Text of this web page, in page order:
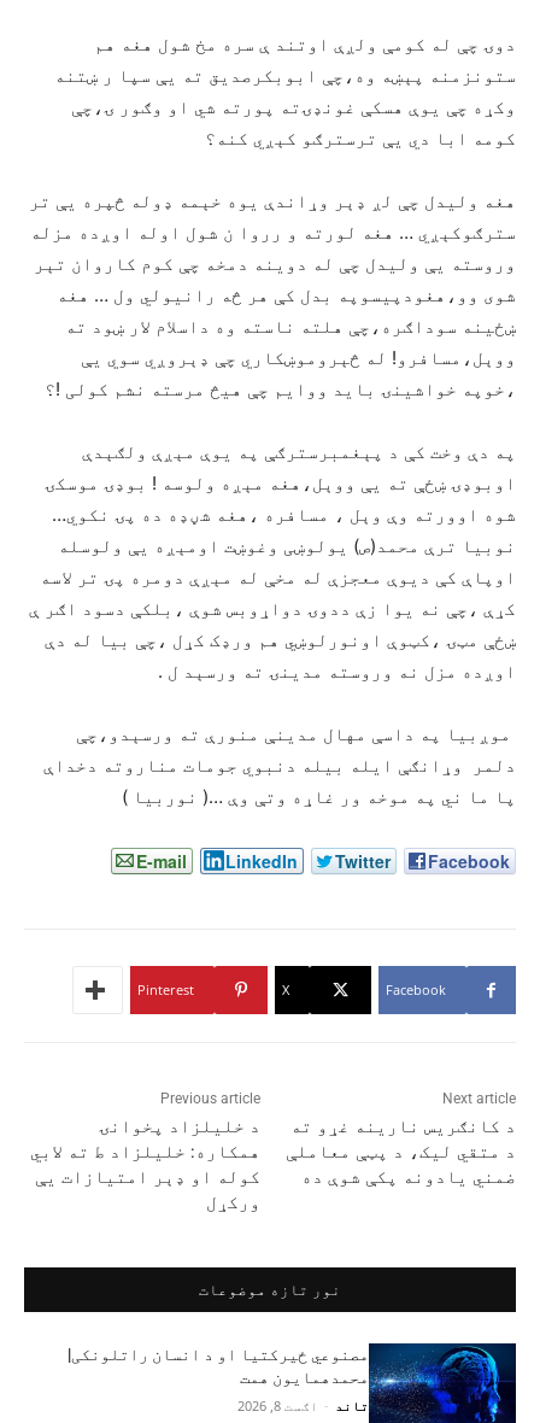
دوۍ چې له کومې ولږې اوتند ې سره مخ شول هغه هم
ستونزمنه پېښه وه،چې ابوبکرصدیق ته یې سپا ر ښتنه
وکړه چې یوې هسکې غونډۍته پورته شي او وګور ۍ،چې
کومه ابا دي یې ترسترګو کېږي کنه؟
هغه ولیدل چې لږ ډېر وړاندې یوه خېمه ډوله څپره یې تر
سترګوکېږي … هغه لورته و رروا ن شول اوله اوږده مزله
وروسته یې ولیدل چې له دوینه دمخه چې کوم کاروان تېر
شوی وو،هغودپیسوپه بدل کې هر څه رانیولي ول … هغه
ښځینه سوداګره،چې هلته ناسته وه داسلام لار ښود ته
ووېل،مسافرو! له څېروموښکاري چې ډېروږي سوي یې
،خوپه خواشینۍ باید ووایم چې هیڅ مرسته نشم کولی !؟
په دې وخت کې د پېغمبرسترګې په یوې مېږې ولګېدې
اوبوډۍ ښځې ته یې ووېل،هغه مېږه ولوسه ! بوډۍ موسکۍ
شوه اوورته وې وېل ، مسافره ،هغه شڼډه ده پۍ نکوي…
نوبیا ترې محمد(ص) یولوښی وغوښت اومېږه یې ولوسله
اوپاې کې دیوې معجزې له مخې له مېږې دومره پۍ تر لاسه
کړې ،چې نه یوا زې ددوۍ دواړوبس شوې ،بلکې دسود اګر ې
ښځې مټۍ ،کټوې اونورلوښي هم ورډک کړل ،چې بیا له دې
اوږده مزل نه وروسته مدینۍ ته ورسېد ل .
موږبیا په داسې مهال مدینې منورې ته ورسېدو،چې
دلمر وړانګې ایله بیله دنبوي جومات مناروته دخداې
پا ما ني په موخه ور غاړه وتې وې …( نوربیا )
Facebook
Twitter
LinkedIn
E-mail
Facebook
X
Pinterest
Previous article
د خلیلزاد پخوانۍ
همکاره: خلیلزاد ط ته لابي
کوله او ډېر امتیازات یې
ورکړل
Next article
د کانګريس نارینه غړو ته
د متقي لیک، د پټې معاملې
ضمني يادونه پکې شوې ده
نور تازه موضوعات
مصنوعي ځیرکتیا او د انسان راتلونکی|
محمدهمایون همت
تاند - اګست 8, 2026